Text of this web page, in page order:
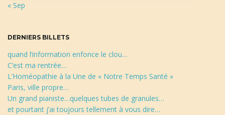
c
« Sep
DERNIERS BILLETS
quand l’information enfonce le clou…
C’est ma rentrée…
L’Homéopathie à la Une de « Notre Temps Santé »
Paris, ville propre…
Un grand pianiste…quelques tubes de granules…
et pourtant j’ai toujours tellement à vous dire…